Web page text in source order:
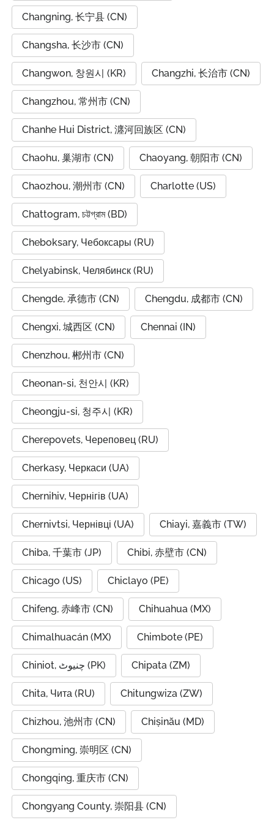
Changning, 长宁县 (CN)
Changsha, 长沙市 (CN)
Changwon, 창원시 (KR) Changzhi, 长治市 (CN)
Changzhou, 常州市 (CN)
Chanhe Hui District, 瀍河回族区 (CN)
Chaohu, 巢湖市 (CN) Chaoyang, 朝阳市 (CN)
Chaozhou, 潮州市 (CN) Charlotte (US)
Chattogram, চট্টগ্রাম (BD)
Cheboksary, Чебоксары (RU)
Chelyabinsk, Челябинск (RU)
Chengde, 承德市 (CN) Chengdu, 成都市 (CN)
Chengxi, 城西区 (CN) Chennai (IN)
Chenzhou, 郴州市 (CN)
Cheonan-si, 천안시 (KR)
Cheongju-si, 청주시 (KR)
Cherepovets, Череповец (RU)
Cherkasy, Черкаси (UA)
Chernihiv, Чернігів (UA)
Chernivtsi, Чернівці (UA) Chiayi, 嘉義市 (TW)
Chiba, 千葉市 (JP) Chibi, 赤壁市 (CN)
Chicago (US) Chiclayo (PE)
Chifeng, 赤峰市 (CN) Chihuahua (MX)
Chimalhuacán (MX) Chimbote (PE)
Chiniot, چنیوٹ (PK) Chipata (ZM)
Chita, Чита (RU) Chitungwiza (ZW)
Chizhou, 池州市 (CN) Chișinău (MD)
Chongming, 崇明区 (CN)
Chongqing, 重庆市 (CN)
Chongyang County, 崇阳县 (CN)